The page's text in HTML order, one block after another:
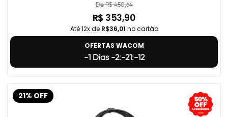
De R$ 450,64
R$ 353,90
Até 12x de R$36,01 no cartão
OFERTAS WACOM
-1 Dias -2:-21:-12
21% OFF